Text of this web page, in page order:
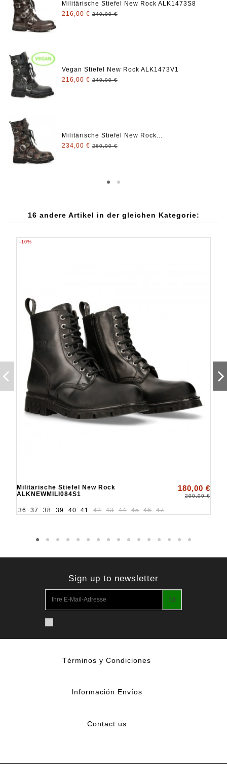
Militärische Stiefel New Rock ALK1473S8
216,00 € 240,00 €
Vegan Stiefel New Rock ALK1473V1
216,00 € 240,00 €
Militärische Stiefel New Rock...
234,00 € 260,00 €
16 andere Artikel in der gleichen Kategorie:
-10%
Militärische Stiefel New Rock
ALKNEWMILI084S1
180,00 €
200,00 €
36 37 38 39 40 41 42 43 44 45 46 47
Sign up to newsletter
Términos y Condiciones
Información Envíos
Contact us